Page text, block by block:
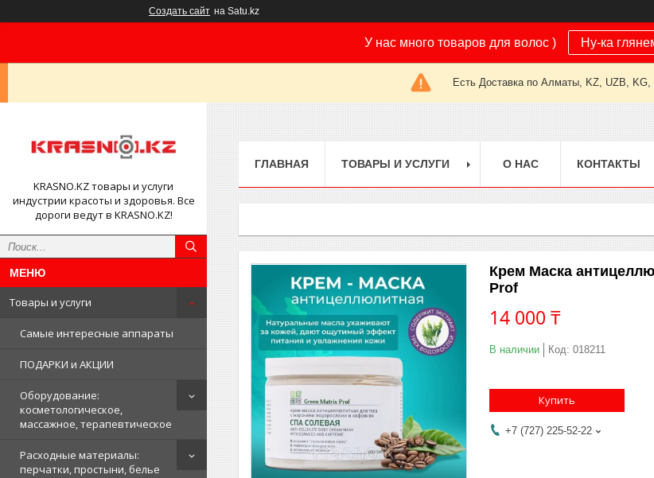
Создать сайт на Satu.kz
У нас много товаров для волос ) Ну-ка
Есть Доставка по Алматы, KZ, UZB, KG,
KRASNO.KZ товары и услуги
индустрии красоты и здоровья. Все
дороги ведут в KRASNO.KZ!
Товары и услуги
Самые интересные аппараты
ПОДАРКИ и АКЦИИ
Оборудование:
косметологическое,
массажное, терапевтическое
Расходные материалы:
перчатки, простыни, белье
ГЛАВНАЯ ТОВАРЫ И УСЛУГИ О НАС КОНТАКТЫ
Крем Маска
Prof
14 000 ₸
В наличии Код: 018211
Купить
+7 (727) 225-52-22